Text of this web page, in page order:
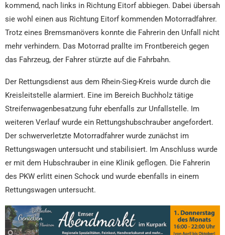
kommend, nach links in Richtung Eitorf abbiegen. Dabei übersah
sie wohl einen aus Richtung Eitorf kommenden Motorradfahrer.
Trotz eines Bremsmanövers konnte die Fahrerin den Unfall nicht
mehr verhindern. Das Motorrad prallte im Frontbereich gegen
das Fahrzeug, der Fahrer stürzte auf die Fahrbahn.
Der Rettungsdienst aus dem Rhein-Sieg-Kreis wurde durch die
Kreisleitstelle alarmiert. Eine im Bereich Buchholz tätige
Streifenwagenbesatzung fuhr ebenfalls zur Unfallstelle. Im
weiteren Verlauf wurde ein Rettungshubschrauber angefordert.
Der schwerverletzte Motorradfahrer wurde zunächst im
Rettungswagen untersucht und stabilisiert. Im Anschluss wurde
er mit dem Hubschrauber in eine Klinik geflogen. Die Fahrerin
des PKW erlitt einen Schock und wurde ebenfalls in einem
Rettungswagen untersucht.